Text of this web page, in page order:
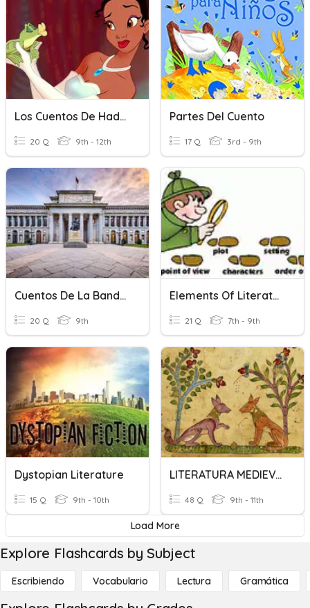
Los Cuentos De Hadas
20 Q 9th - 12th
Partes Del Cuento
17 Q 3rd - 9th
Cuentos De La Banda- Cuento 8 Vocab & C/F
20 Q 9th
Elements Of Literature
21 Q 7th - 9th
Dystopian Literature
15 Q 9th - 10th
LITERATURA MEDIEVAL
48 Q 9th - 11th
Load More
Explore Flashcards by Subject
Escribiendo Vocabulario Lectura Gramática